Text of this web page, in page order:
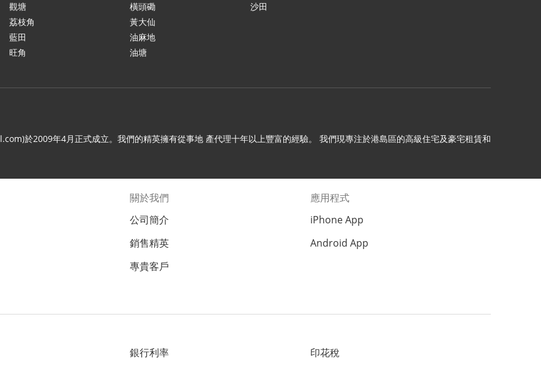
觀塘
荔枝角
藍田
旺角
橫頭磡
黃大仙
油麻地
油塘
沙田
於2009年4月正式成立。我們的精英擁有從事地 產代理十年以上豐富的經驗。 我們現專注於港島區的高級住宅及豪宅租賃和
關於我們
公司簡介
銷售精英
專貴客戶
應用程式
iPhone App
Android App
銀行利率 印花稅